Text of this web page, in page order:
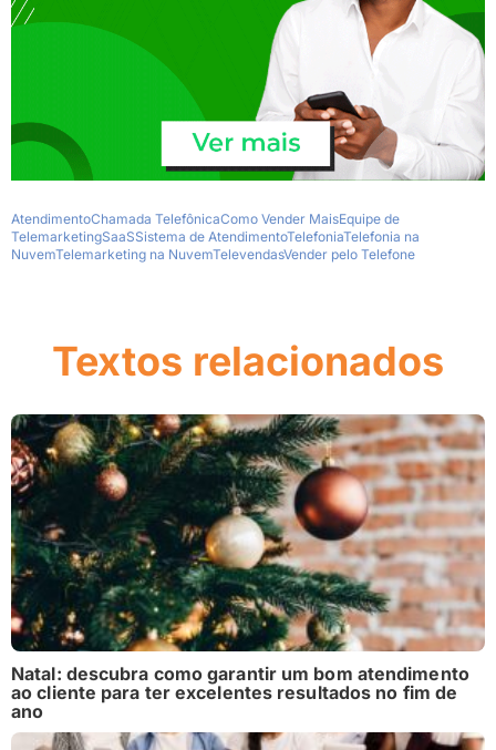
AtendimentoChamada TelefônicaComo Vender MaisEquipe de
TelemarketingSaaSSistema de AtendimentoTelefoniaTelefonia na
NuvemTelemarketing na NuvemTelevendasVender pelo Telefone
Textos relacionados
Natal: descubra como garantir um bom atendimento
ao cliente para ter excelentes resultados no fim de
ano